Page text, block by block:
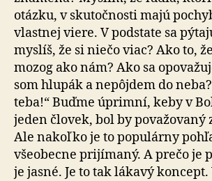
otázku, v skutočnosti majú
vlastnej viere. V podstate sa
myslíš, že si niečo viac? Ako to,
mozog ako nám? Ako sa
som hlupák a nepôjdem do
teba!“ Buďme úprimní, keby v
jeden človek, bol by považovaný
Ale nakoľko je to populárny
všeobecne prijímaný. A prečo je
je jasné. Je to tak lákavý